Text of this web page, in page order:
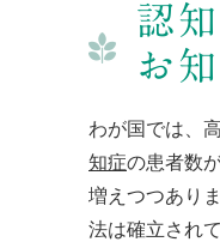
認
お
わが国では、
知症の患者数
増えつつあり
法は確立され